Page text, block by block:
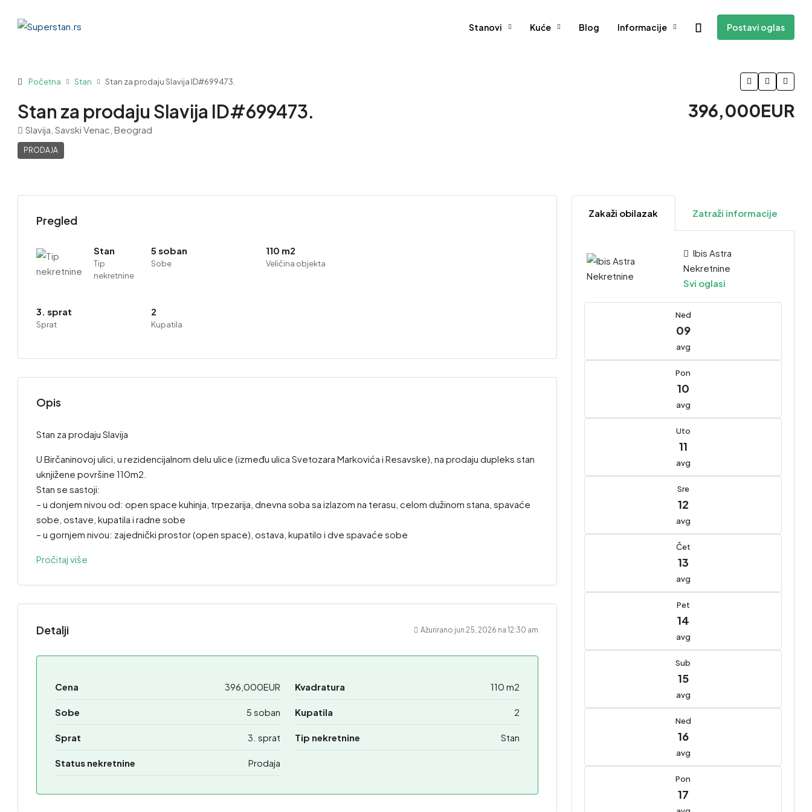
Stanovi Kuće Blog Informacije Postavi oglas
Početna Stan Stan za prodaju Slavija ID#699473.
Stan za prodaju Slavija ID#699473.
Slavija, Savski Venac, Beograd
PRODAJA
396,000EUR
Pregled
Stan
Tip
nekretnine
5 soban
Sobe
110 m2
Veličina objekta
3. sprat
Sprat
2
Kupatila
Opis
Stan za prodaju Slavija
U Birčaninovoj ulici, u rezidencijalnom delu ulice (između ulica Svetozara Markovića i Resavske), na prodaju dupleks stan
uknjižene površine 110m2.
Stan se sastoji:
– u donjem nivou od: open space kuhinja, trpezarija, dnevna soba sa izlazom na terasu, celom dužinom stana, spavaće
sobe, ostave, kupatila i radne sobe
– u gornjem nivou: zajednički prostor (open space), ostava, kupatilo i dve spavaće sobe
Pročitaj više
Detalji Ažurirano jun 25, 2026 na 12:30 am
Cena 396,000EUR Kvadratura 110 m2
Sobe 5 soban Kupatila 2
Sprat 3. sprat Tip nekretnine Stan
Status nekretnine Prodaja
Zakaži obilazak Zatraži informacije
Ibis Astra
Nekretnine
Svi oglasi
Ned
09
avg
Pon
10
avg
Uto
11
avg
Sre
12
avg
Čet
13
avg
Pet
14
avg
Sub
15
avg
Ned
16
avg
Pon
17